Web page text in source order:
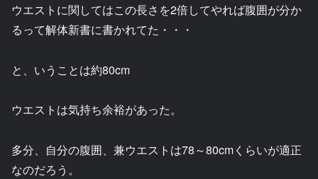
ウエストに関してはこの長さを2倍してやれば腹囲が分か
るって解体新書に書かれてた・・・
と、いうことは約80cm
ウエストは気持ち余裕があった。
多分、自分の腹囲、兼ウエストは78～80cmくらいが適正
なのだろう。